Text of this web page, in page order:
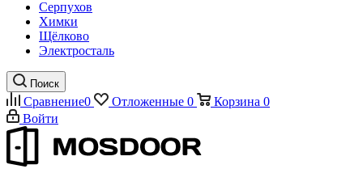
Серпухов
Химки
Щёлково
Электросталь
Поиск
Сравнение0 Отложенные 0 Корзина 0
Войти